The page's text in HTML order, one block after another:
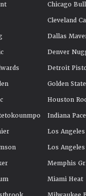
Chicago
Cleveland
Dallas
Denver
Detroit
Golden
Houston
Indiana
Los
Los
Memphis
Miami Heat